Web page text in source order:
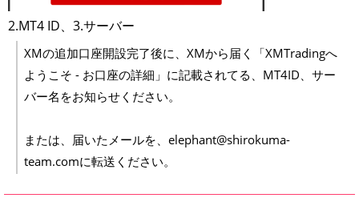
2.MT4 ID、3.サーバー
XMの追加口座開設完了後に、XMから届く「XMTradingへ
ようこそ - お口座の詳細」に記載されてる、MT4ID、サー
バー名をお知らせください。
または、届いたメールを、 elephant@shirokuma-
team.comに転送ください。